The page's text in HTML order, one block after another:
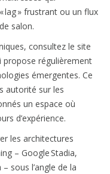
lag » frustrant ou un flux
salon.
consultez le site
propose régulièrement
émergentes. Ce
autorité sur les
un espace où
d’expérience.
les architectures
– Google Stadia,
sous l’angle de la